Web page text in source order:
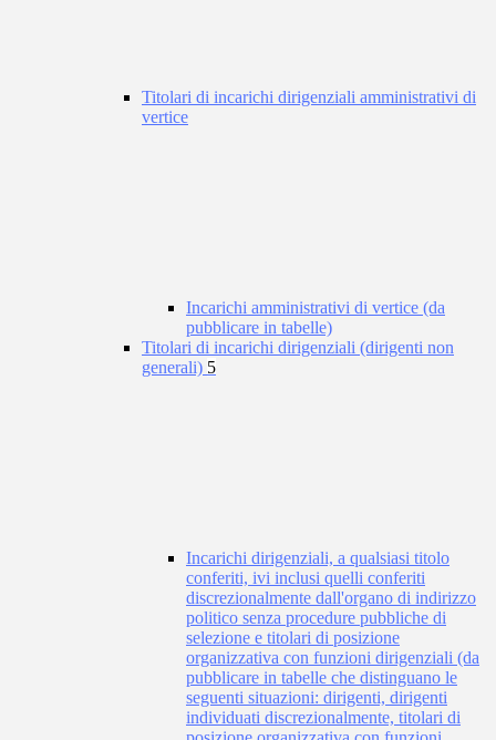
Titolari di incarichi dirigenziali amministrativi di
vertice
Incarichi amministrativi di vertice (da
pubblicare in tabelle)
Titolari di incarichi dirigenziali (dirigenti non
generali) 5
Incarichi dirigenziali, a qualsiasi titolo
conferiti, ivi inclusi quelli conferiti
discrezionalmente dall'organo di indirizzo
politico senza procedure pubbliche di
selezione e titolari di posizione
organizzativa con funzioni dirigenziali (da
pubblicare in tabelle che distinguano le
seguenti situazioni: dirigenti, dirigenti
individuati discrezionalmente, titolari di